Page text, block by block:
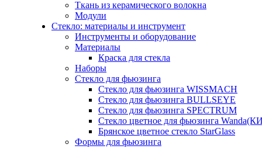
Ткань из керамического волокна
Модули
Стекло: материалы и инструмент
Инструменты и оборудование
Материалы
Краска для стекла
Наборы
Стекло для фьюзинга
Стекло для фьюзинга WISSMACH
Стекло для фьюзинга BULLSEYE
Стекло для фьюзинга SPECTRUM
Стекло цветное для фьюзинга
Брянское цветное стекло StarGlass
Формы для фьюзинга